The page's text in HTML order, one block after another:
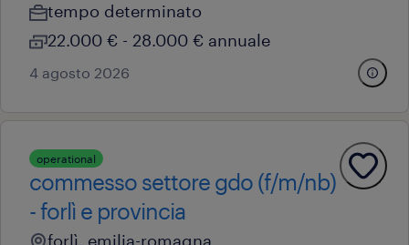
tempo determinato
22.000 € - 28.000 € annuale
4 agosto 2026
operational
commesso settore gdo (f/m/nb)
- forlì e provincia
forlì, emilia-romagna